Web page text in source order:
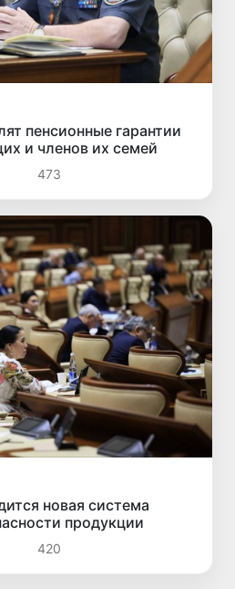
пенсионные гарантии
и членов их семей
473
новая система
продукции
420